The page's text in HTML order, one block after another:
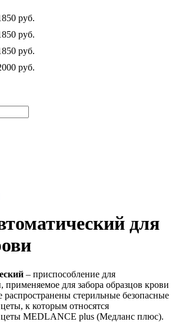
руб.
руб.
руб.
руб.
для
– приспособление для
для забора образцов крови
распространены стерильные безопасные
к которым относятся
MEDLANCE plus (Медланс плюс).